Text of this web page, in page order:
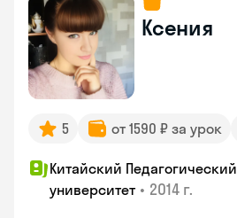
Ксения
5 от 1590 ₽ за урок
Китайский Педагогический
университет • 2014 г.